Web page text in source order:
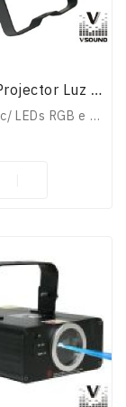
Vsound Projector Luz C/ 36 Leds 3W Rgb Dmx VSPROJ108A
Projector c/ LEDs RGB e efeitos de controloNúmero de LEDs: 36 LEDs c/ 3W potência12 LEDs Vermelhos, 12x Azuis e 12x VerdesSom activo, MASTER-SLAVE, 7 canais DMX..